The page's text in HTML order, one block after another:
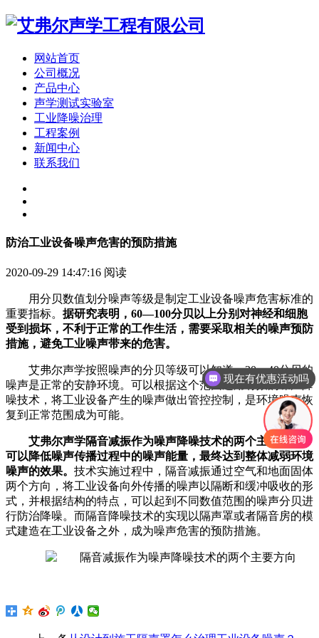
网站首页
公司概况
产品中心
声学测试实验室
工业降噪治理
工程案例
新闻中心
联系我们
防治工业设备噪声危害的预防措施
2020-09-29 14:47:16 阅读
用分贝数值划分噪声等级是制定工业设备噪声危害标准的
重要指标。 据研究表明，60—100分贝以上分别对神经和细胞
受到损坏，不利于正常的工作生活，需要采取相关的噪声预防
措施，避免工业噪声带来的危害。
艾弗尔声学按照噪声的分贝等级可以知道，30—40分贝的
噪声是正常的安静环境。可以根据这个范围运用有效的噪声降
噪技术，将工业设备产生的噪声做出管控控制，是环境噪声恢
复到正常范围成为可能。
艾弗尔声学隔音减振作为噪声降噪技术的两个主要方向，
可以降低噪声传播过程中的噪声能量，最终达到整体减弱环境
噪声的效果。 技术实施过程中，隔音减振通过空气和地面固体
两个方向，将工业设备向外传播的噪声以隔断和缓冲吸收的形
式，并根据结构的特点，可以起到不同数值范围的噪声分贝进
行防治降噪。而隔音降噪技术的实现以隔声罩或者隔音房的模
式建造在工业设备之外，成为噪声危害的预防措施。
现在有优惠活动吗